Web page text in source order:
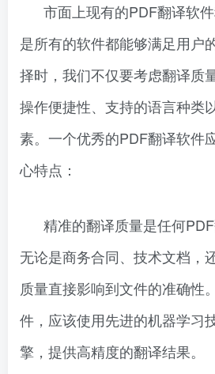
市面上现有的PDF翻译软
是所有的软件都能够满足用户
择时，我们不仅要考虑翻译质
操作便捷性、支持的语言种类
素。一个优秀的PDF翻译软件
心特点：
精准的翻译质量是任何PDF
无论是商务合同、技术文档，
质量直接影响到文件的准确性
件，应该使用先进的机器学习
擎，提供高精度的翻译结果。